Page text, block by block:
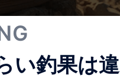
い釣果は違